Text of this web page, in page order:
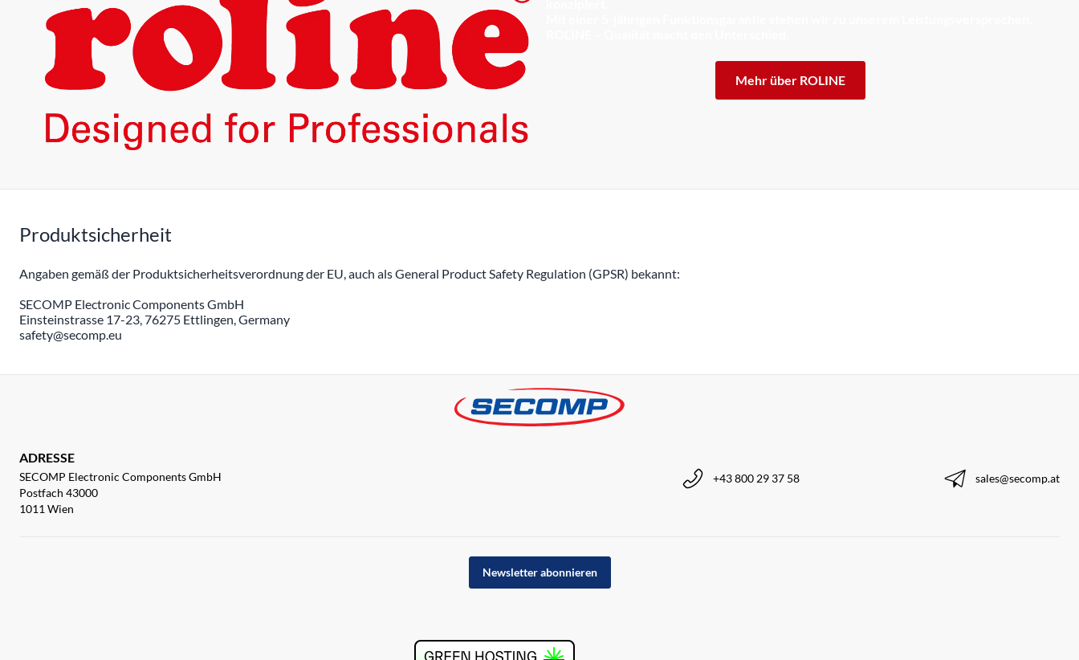
Mehr über ROLINE
Produktsicherheit
Angaben gemäß der Produktsicherheitsverordnung der EU, auch als General Product Safety Regulation (GPSR) bekannt:
SECOMP Electronic Components GmbH
Einsteinstrasse 17-23, 76275 Ettlingen, Germany
safety@secomp.eu
ADRESSE
SECOMP Electronic Components GmbH
Postfach 43000
1011 Wien
+43 800 29 37 58 sales@secomp.at
Newsletter abonnieren